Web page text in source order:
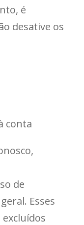
é
desative os
conta
de
Esses